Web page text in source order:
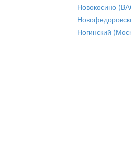
Новокосино
Ногинский